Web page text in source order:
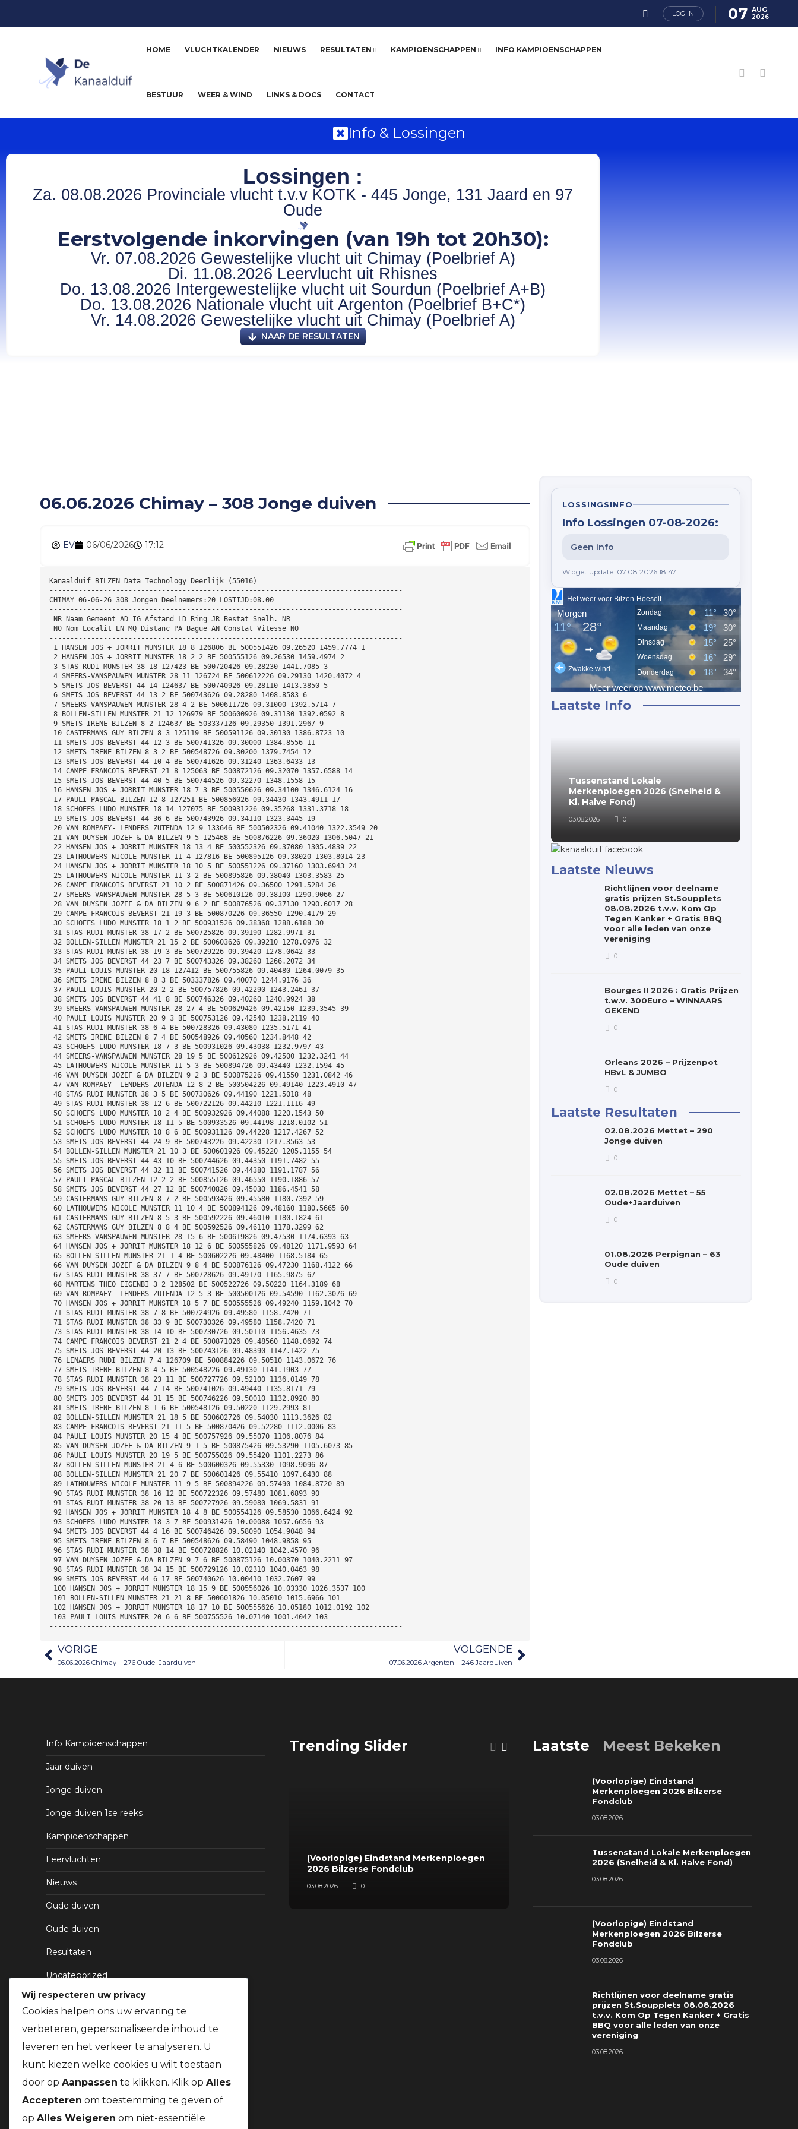
LOG IN 07 AUG
2026
HOME VLUCHTKALENDER NIEUWS RESULTATEN KAMPIOENSCHAPPEN INFO KAMPIOENSCHAPPEN
BESTUUR WEER & WIND LINKS & DOCS CONTACT
Info & Lossingen
Lossingen :
Za. 08.08.2026 Provinciale vlucht t.v.v KOTK - 445 Jonge, 131 Jaard en 97
Oude
Eerstvolgende inkorvingen (van 19h tot 20h30):
Vr. 07.08.2026 Gewestelijke vlucht uit Chimay (Poelbrief A)
Di. 11.08.2026 Leervlucht uit Rhisnes
Do. 13.08.2026 Intergewestelijke vlucht uit Sourdun (Poelbrief A+B)
Do. 13.08.2026 Nationale vlucht uit Argenton (Poelbrief B+C*)
Vr. 14.08.2026 Gewestelijke vlucht uit Chimay (Poelbrief A)
NAAR DE RESULTATEN
06.06.2026 Chimay – 308 Jonge duiven
EV 06/06/2026 17:12
Kanaalduif BILZEN Data Technology Deerlijk (55016)
-------------------------------------------------------------------------------------
CHIMAY 06-06-26 308 Jongen Deelnemers:20 LOSTIJD:08.00
-------------------------------------------------------------------------------------
NR Naam Gemeent AD IG Afstand LD Ring JR Bestat Snelh. NR
N0 Nom Localit EN MQ Distanc PA Bague AN Constat Vitesse NO
-------------------------------------------------------------------------------------
1 HANSEN JOS + JORRIT MUNSTER 18 8 126806 BE 500551426 09.26520 1459.7774 1
2 HANSEN JOS + JORRIT MUNSTER 18 2 2 BE 500555126 09.26530 1459.4974 2
3 STAS RUDI MUNSTER 38 18 127423 BE 500720426 09.28230 1441.7085 3
4 SMEERS-VANSPAUWEN MUNSTER 28 11 126724 BE 500612226 09.29130 1420.4072 4
5 SMETS JOS BEVERST 44 14 124637 BE 500740926 09.28110 1413.3850 5
6 SMETS JOS BEVERST 44 13 2 BE 500743626 09.28280 1408.8583 6
7 SMEERS-VANSPAUWEN MUNSTER 28 4 2 BE 500611726 09.31000 1392.5714 7
8 BOLLEN-SILLEN MUNSTER 21 12 126979 BE 500600926 09.31130 1392.0592 8
9 SMETS IRENE BILZEN 8 2 124637 BE 503337126 09.29350 1391.2967 9
10 CASTERMANS GUY BILZEN 8 3 125119 BE 500591126 09.30130 1386.8723 10
11 SMETS JOS BEVERST 44 12 3 BE 500741326 09.30000 1384.8556 11
12 SMETS IRENE BILZEN 8 3 2 BE 500548726 09.30200 1379.7454 12
13 SMETS JOS BEVERST 44 10 4 BE 500741626 09.31240 1363.6433 13
14 CAMPE FRANCOIS BEVERST 21 8 125063 BE 500872126 09.32070 1357.6588 14
15 SMETS JOS BEVERST 44 40 5 BE 500744526 09.32270 1348.1558 15
16 HANSEN JOS + JORRIT MUNSTER 18 7 3 BE 500550626 09.34100 1346.6124 16
17 PAULI PASCAL BILZEN 12 8 127251 BE 500856026 09.34430 1343.4911 17
18 SCHOEFS LUDO MUNSTER 18 14 127075 BE 500931226 09.35268 1331.3718 18
19 SMETS JOS BEVERST 44 36 6 BE 500743926 09.34110 1323.3445 19
20 VAN ROMPAEY- LENDERS ZUTENDA 12 9 133646 BE 500502326 09.41040 1322.3549 20
21 VAN DUYSEN JOZEF & DA BILZEN 9 5 125468 BE 500876226 09.36020 1306.5047 21
22 HANSEN JOS + JORRIT MUNSTER 18 13 4 BE 500552326 09.37080 1305.4839 22
23 LATHOUWERS NICOLE MUNSTER 11 4 127816 BE 500895126 09.38020 1303.8014 23
24 HANSEN JOS + JORRIT MUNSTER 18 10 5 BE 500551226 09.37160 1303.6943 24
25 LATHOUWERS NICOLE MUNSTER 11 3 2 BE 500895826 09.38040 1303.3583 25
26 CAMPE FRANCOIS BEVERST 21 10 2 BE 500871426 09.36500 1291.5284 26
27 SMEERS-VANSPAUWEN MUNSTER 28 5 3 BE 500610126 09.38100 1290.9066 27
28 VAN DUYSEN JOZEF & DA BILZEN 9 6 2 BE 500876526 09.37130 1290.6017 28
29 CAMPE FRANCOIS BEVERST 21 19 3 BE 500870226 09.36550 1290.4179 29
30 SCHOEFS LUDO MUNSTER 18 1 2 BE 500931526 09.38368 1288.6188 30
31 STAS RUDI MUNSTER 38 17 2 BE 500725826 09.39190 1282.9971 31
32 BOLLEN-SILLEN MUNSTER 21 15 2 BE 500603626 09.39210 1278.0976 32
33 STAS RUDI MUNSTER 38 19 3 BE 500729226 09.39420 1278.0642 33
34 SMETS JOS BEVERST 44 23 7 BE 500743326 09.38260 1266.2072 34
35 PAULI LOUIS MUNSTER 20 18 127412 BE 500755826 09.40480 1264.0079 35
36 SMETS IRENE BILZEN 8 8 3 BE 503337826 09.40070 1244.9176 36
37 PAULI LOUIS MUNSTER 20 2 2 BE 500757826 09.42290 1243.2461 37
38 SMETS JOS BEVERST 44 41 8 BE 500746326 09.40260 1240.9924 38
39 SMEERS-VANSPAUWEN MUNSTER 28 27 4 BE 500629426 09.42150 1239.3545 39
40 PAULI LOUIS MUNSTER 20 9 3 BE 500753126 09.42540 1238.2119 40
41 STAS RUDI MUNSTER 38 6 4 BE 500728326 09.43080 1235.5171 41
42 SMETS IRENE BILZEN 8 7 4 BE 500548926 09.40560 1234.8448 42
43 SCHOEFS LUDO MUNSTER 18 7 3 BE 500931026 09.43038 1232.9797 43
44 SMEERS-VANSPAUWEN MUNSTER 28 19 5 BE 500612926 09.42500 1232.3241 44
45 LATHOUWERS NICOLE MUNSTER 11 5 3 BE 500894726 09.43440 1232.1594 45
46 VAN DUYSEN JOZEF & DA BILZEN 9 2 3 BE 500875226 09.41550 1231.0842 46
47 VAN ROMPAEY- LENDERS ZUTENDA 12 8 2 BE 500504226 09.49140 1223.4910 47
48 STAS RUDI MUNSTER 38 3 5 BE 500730626 09.44190 1221.5018 48
49 STAS RUDI MUNSTER 38 12 6 BE 500722126 09.44210 1221.1116 49
50 SCHOEFS LUDO MUNSTER 18 2 4 BE 500932926 09.44088 1220.1543 50
51 SCHOEFS LUDO MUNSTER 18 11 5 BE 500933526 09.44198 1218.0102 51
52 SCHOEFS LUDO MUNSTER 18 8 6 BE 500931126 09.44228 1217.4267 52
53 SMETS JOS BEVERST 44 24 9 BE 500743226 09.42230 1217.3563 53
54 BOLLEN-SILLEN MUNSTER 21 10 3 BE 500601926 09.45220 1205.1155 54
55 SMETS JOS BEVERST 44 43 10 BE 500744626 09.44350 1191.7482 55
56 SMETS JOS BEVERST 44 32 11 BE 500741526 09.44380 1191.1787 56
57 PAULI PASCAL BILZEN 12 2 2 BE 500855126 09.46550 1190.1886 57
58 SMETS JOS BEVERST 44 27 12 BE 500740826 09.45030 1186.4541 58
59 CASTERMANS GUY BILZEN 8 7 2 BE 500593426 09.45580 1180.7392 59
60 LATHOUWERS NICOLE MUNSTER 11 10 4 BE 500894126 09.48160 1180.5665 60
61 CASTERMANS GUY BILZEN 8 5 3 BE 500592226 09.46010 1180.1824 61
62 CASTERMANS GUY BILZEN 8 8 4 BE 500592526 09.46110 1178.3299 62
63 SMEERS-VANSPAUWEN MUNSTER 28 15 6 BE 500619826 09.47530 1174.6393 63
64 HANSEN JOS + JORRIT MUNSTER 18 12 6 BE 500555826 09.48120 1171.9593 64
65 BOLLEN-SILLEN MUNSTER 21 1 4 BE 500602226 09.48400 1168.5184 65
66 VAN DUYSEN JOZEF & DA BILZEN 9 8 4 BE 500876126 09.47230 1168.4122 66
67 STAS RUDI MUNSTER 38 37 7 BE 500728626 09.49170 1165.9875 67
68 MARTENS THEO EIGENBI 3 2 128502 BE 500522726 09.50220 1164.3189 68
69 VAN ROMPAEY- LENDERS ZUTENDA 12 5 3 BE 500500126 09.54590 1162.3076 69
70 HANSEN JOS + JORRIT MUNSTER 18 5 7 BE 500555526 09.49240 1159.1042 70
71 STAS RUDI MUNSTER 38 7 8 BE 500724926 09.49580 1158.7420 71
71 STAS RUDI MUNSTER 38 33 9 BE 500730326 09.49580 1158.7420 71
73 STAS RUDI MUNSTER 38 14 10 BE 500730726 09.50110 1156.4635 73
74 CAMPE FRANCOIS BEVERST 21 2 4 BE 500871026 09.48560 1148.0692 74
75 SMETS JOS BEVERST 44 20 13 BE 500743126 09.48390 1147.1422 75
76 LENAERS RUDI BILZEN 7 4 126709 BE 500884226 09.50510 1143.0672 76
77 SMETS IRENE BILZEN 8 4 5 BE 500548226 09.49130 1141.1903 77
78 STAS RUDI MUNSTER 38 23 11 BE 500727726 09.52100 1136.0149 78
79 SMETS JOS BEVERST 44 7 14 BE 500741026 09.49440 1135.8171 79
80 SMETS JOS BEVERST 44 31 15 BE 500746226 09.50010 1132.8920 80
81 SMETS IRENE BILZEN 8 1 6 BE 500548126 09.50220 1129.2993 81
82 BOLLEN-SILLEN MUNSTER 21 18 5 BE 500602726 09.54030 1113.3626 82
83 CAMPE FRANCOIS BEVERST 21 11 5 BE 500870426 09.52280 1112.0006 83
84 PAULI LOUIS MUNSTER 20 15 4 BE 500757926 09.55070 1106.8076 84
85 VAN DUYSEN JOZEF & DA BILZEN 9 1 5 BE 500875426 09.53290 1105.6073 85
86 PAULI LOUIS MUNSTER 20 19 5 BE 500755026 09.55420 1101.2273 86
87 BOLLEN-SILLEN MUNSTER 21 4 6 BE 500600326 09.55330 1098.9096 87
88 BOLLEN-SILLEN MUNSTER 21 20 7 BE 500601426 09.55410 1097.6430 88
89 LATHOUWERS NICOLE MUNSTER 11 9 5 BE 500894226 09.57490 1084.8720 89
90 STAS RUDI MUNSTER 38 16 12 BE 500722326 09.57480 1081.6893 90
91 STAS RUDI MUNSTER 38 20 13 BE 500727926 09.59080 1069.5831 91
92 HANSEN JOS + JORRIT MUNSTER 18 4 8 BE 500554126 09.58530 1066.6424 92
93 SCHOEFS LUDO MUNSTER 18 3 7 BE 500931426 10.00088 1057.6656 93
94 SMETS JOS BEVERST 44 4 16 BE 500746426 09.58090 1054.9048 94
95 SMETS IRENE BILZEN 8 6 7 BE 500548626 09.58490 1048.9858 95
96 STAS RUDI MUNSTER 38 38 14 BE 500728826 10.02140 1042.4570 96
97 VAN DUYSEN JOZEF & DA BILZEN 9 7 6 BE 500875126 10.00370 1040.2211 97
98 STAS RUDI MUNSTER 38 34 15 BE 500729126 10.02310 1040.0463 98
99 SMETS JOS BEVERST 44 6 17 BE 500740626 10.00410 1032.7607 99
100 HANSEN JOS + JORRIT MUNSTER 18 15 9 BE 500556026 10.03330 1026.3537 100
101 BOLLEN-SILLEN MUNSTER 21 21 8 BE 500601826 10.05010 1015.6966 101
102 HANSEN JOS + JORRIT MUNSTER 18 17 10 BE 500555626 10.05180 1012.0192 102
103 PAULI LOUIS MUNSTER 20 6 6 BE 500755526 10.07140 1001.4042 103
-------------------------------------------------------------------------------------
VORIGE
06.06.2026 Chimay – 276 Oude+Jaarduiven
VOLGENDE
07.06.2026 Argenton – 246 Jaarduiven
LOSSINGSINFO
Info Lossingen 07-08-2026:
Geen info
Widget update: 07.08.2026 18:47
Laatste Info
Tussenstand Lokale
Merkenploegen 2026 (Snelheid &
Kl. Halve Fond)
03.08.2026 0
Laatste Nieuws
Richtlijnen voor deelname
gratis prijzen St.Soupplets
08.08.2026 t.v.v. Kom Op
Tegen Kanker + Gratis BBQ
voor alle leden van onze
vereniging
0
Bourges II 2026 : Gratis Prijzen
t.w.v. 300Euro – WINNAARS
GEKEND
0
Orleans 2026 – Prijzenpot
HBvL & JUMBO
0
Laatste Resultaten
02.08.2026 Mettet – 290
Jonge duiven
0
02.08.2026 Mettet – 55
Oude+Jaarduiven
0
01.08.2026 Perpignan – 63
Oude duiven
0
Info Kampioenschappen
Jaar duiven
Jonge duiven
Jonge duiven 1se reeks
Kampioenschappen
Leervluchten
Nieuws
Oude duiven
Oude duiven
Resultaten
Uncategorized
Trending Slider
(Voorlopige) Eindstand Merkenploegen
2026 Bilzerse Fondclub
03.08.2026 0
Tussenstand Lokale Merkenploegen
2026 (Snelheid & Kl. Halve Fond)
Laatste Meest Bekeken
(Voorlopige) Eindstand
Merkenploegen 2026 Bilzerse
Fondclub
03.08.2026
Tussenstand Lokale Merkenploegen
2026 (Snelheid & Kl. Halve Fond)
03.08.2026
(Voorlopige) Eindstand
Merkenploegen 2026 Bilzerse
Fondclub
03.08.2026
Richtlijnen voor deelname gratis
prijzen St.Soupplets 08.08.2026
t.v.v. Kom Op Tegen Kanker + Gratis
BBQ voor alle leden van onze
vereniging
03.08.2026
Wij respecteren uw privacy
Cookies helpen ons uw ervaring te
verbeteren, gepersonaliseerde inhoud te
leveren en het verkeer te analyseren. U
kunt kiezen welke cookies u wilt toestaan
door op Aanpassen te klikken. Klik op Alles
Accepteren om toestemming te geven of
op Alles Weigeren om niet-essentiële